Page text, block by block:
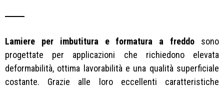
Lamiere per imbutitura e formatura a freddo sono
progettate per applicazioni che richiedono elevata
deformabilità, ottima lavorabilità e una qualità superficiale
costante. Grazie alle loro eccellenti caratteristiche